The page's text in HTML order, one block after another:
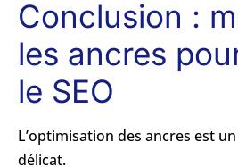
Conclusion :
les ancres
le SEO
L’optimisation des ancres est
délicat.